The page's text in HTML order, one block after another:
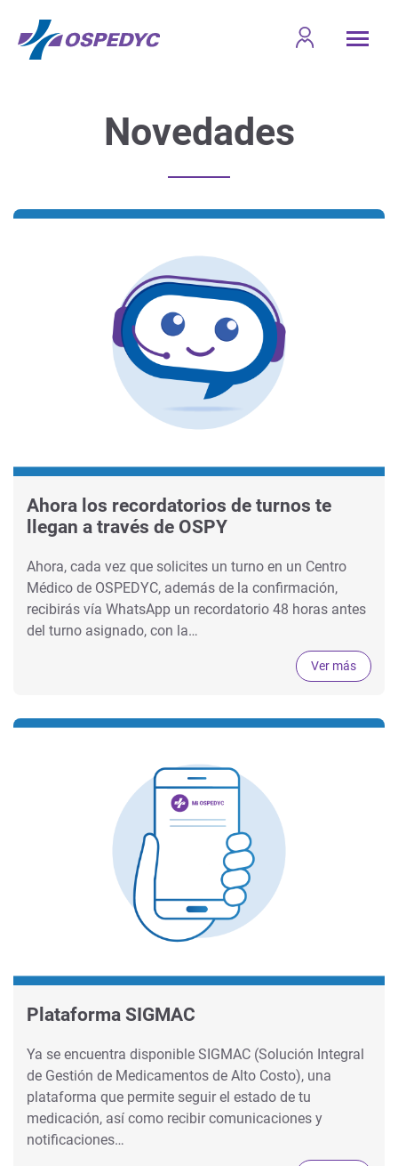
Novedades
Ahora los recordatorios de turnos te
llegan a través de OSPY
Ahora, cada vez que solicites un turno en un Centro
Médico de OSPEDYC, además de la confirmación,
recibirás vía WhatsApp un recordatorio 48 horas antes
del turno asignado, con la…
Ver más
Plataforma SIGMAC
Ya se encuentra disponible SIGMAC (Solución Integral
de Gestión de Medicamentos de Alto Costo), una
plataforma que permite seguir el estado de tu
medicación, así como recibir comunicaciones y
notificaciones…